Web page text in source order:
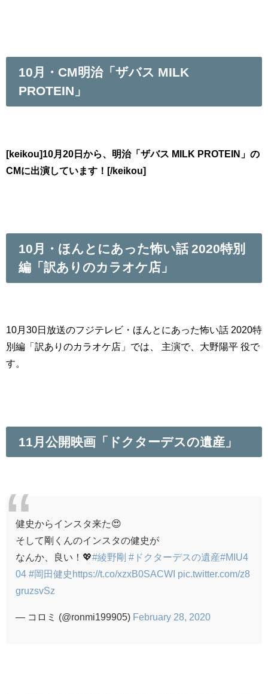
10月・CM明治「ザバス MILK
PROTEIN」
[keikou]10月20日から、明治「ザバス MILK PROTEIN」の
CMに出演しています！[/keikou]
10月・ほんとにあった怖い話 2020特別
編「訳ありのカラオケ店」
10月30日放送のフジテレビ・ほんとにあった怖い話 2020特
別編「訳ありのカラオケ店」では、 主演で、大野陽平 役で
す。
11月公開映画「ドクターデスの遺産」
健史からインスタ来た😍
そして剛くんのインスタの健史が
なんか、良い！💖#綾野剛 #ドクターデスの遺産#MIU4
04 #岡田健史 https://t.co/xzxB0SACWI pic.twitter.com/z8
gruzsvSz
— コロミ (@ronmi199905) February 28, 2020